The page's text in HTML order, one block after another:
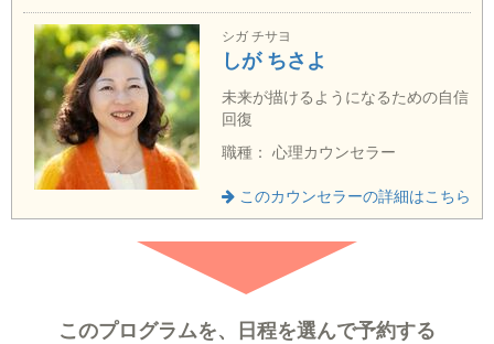
シガ チサヨ
しが ちさよ
未来が描けるようになるための自信
回復
職種： 心理カウンセラー
このカウンセラーの詳細はこちら
このプログラムを、日程を選んで予約する